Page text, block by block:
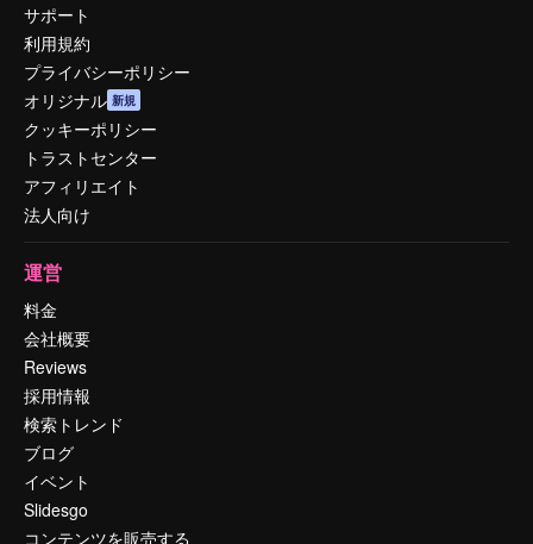
サポート
利用規約
プライバシーポリシー
オリジナル 新規
クッキーポリシー
トラストセンター
アフィリエイト
法人向け
運営
料金
会社概要
Reviews
採用情報
検索トレンド
ブログ
イベント
Slidesgo
コンテンツを販売する